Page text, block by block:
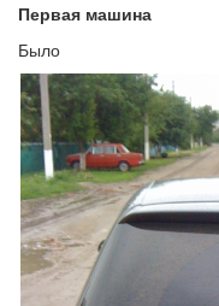
Первая машина
Было